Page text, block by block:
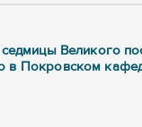
Великого
в Покровском